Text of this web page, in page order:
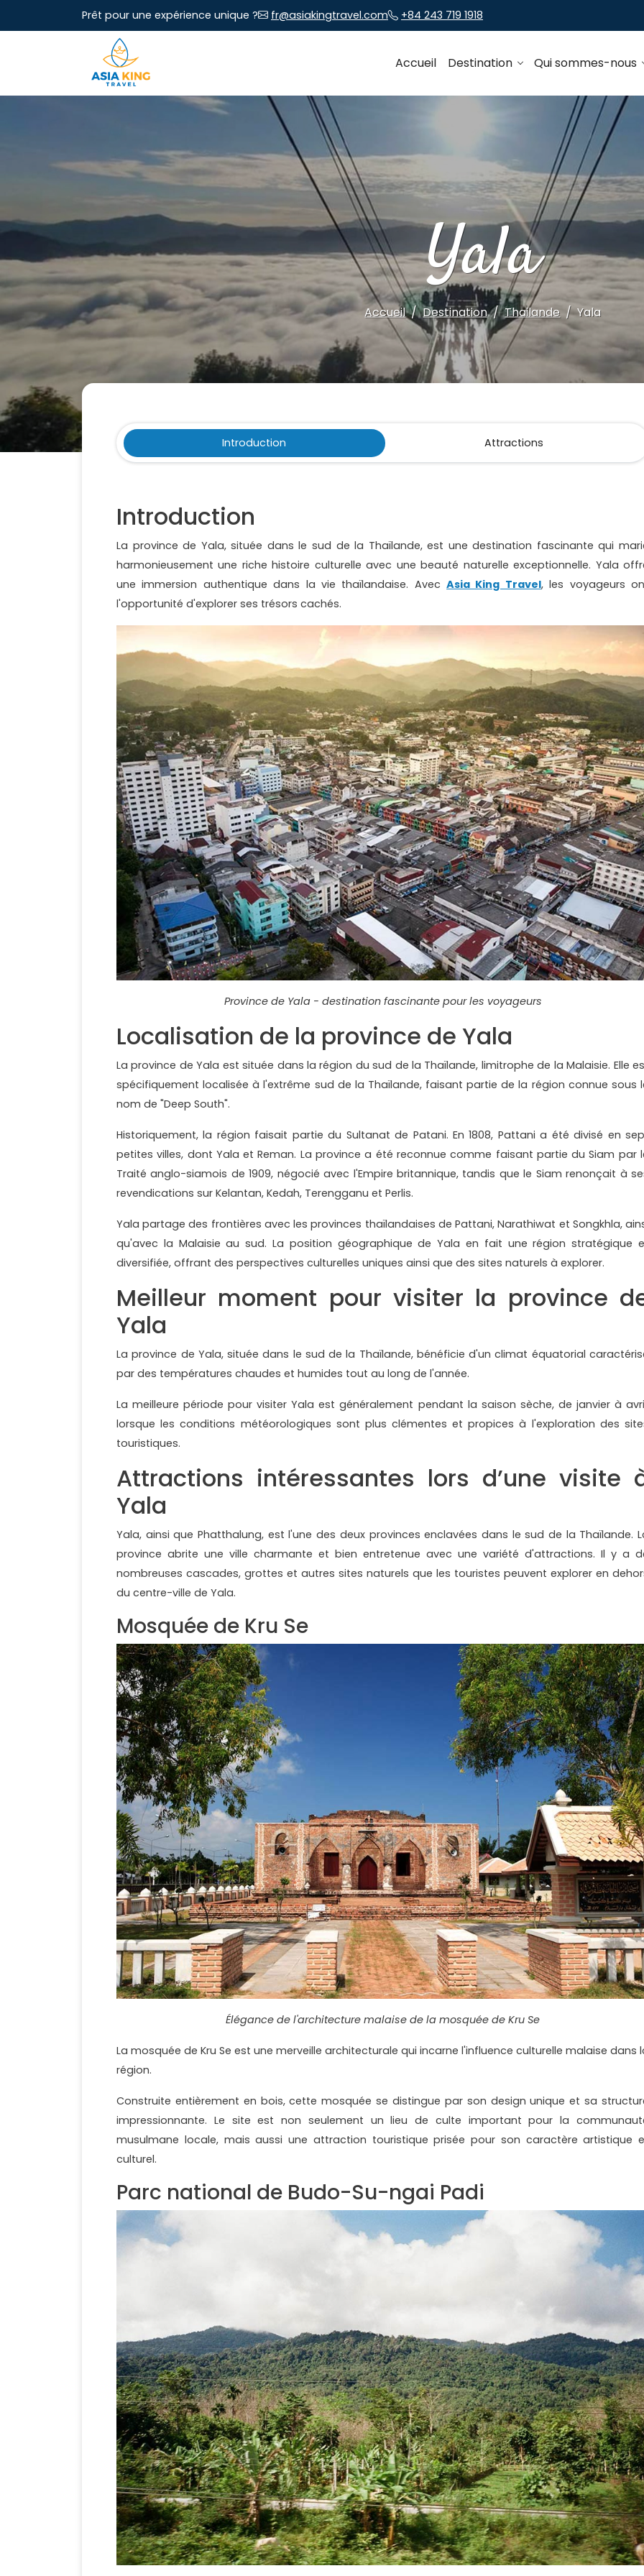
Prêt pour une expérience unique ? fr@asiakingtravel.com +84 243 719 1918
Accueil Destination Qui sommes-nous
Yala
Accueil Destination Thailande Yala
Introduction Attractions
Introduction
La province de Yala, située dans le sud de la Thaïlande, est une destination fascinante qui
harmonieusement une riche histoire culturelle avec une beauté naturelle exceptionnelle. Yala
une immersion authentique dans la vie thaïlandaise. AvecAsia King Travel, les voyageurs
l'opportunité d'explorer ses trésors cachés.
Province de Yala - destination fascinante pour les voyageurs
Localisation de la province de Yala
La province de Yala est située dans la région du sud de la Thaïlande, limitrophe de la Malaisie. Elle
spécifiquement localisée à l'extrême sud de la Thaïlande, faisant partie de la région connue sous
nom de "Deep South".
Historiquement, la région faisait partie du Sultanat de Patani. En 1808, Pattani a été divisé en
petites villes, dont Yala et Reman. La province a été reconnue comme faisant partie du Siam par
Traité anglo-siamois de 1909, négocié avec l'Empire britannique, tandis que le Siam renonçait à
revendications sur Kelantan, Kedah, Terengganu et Perlis.
Yala partage des frontières avec les provinces thaïlandaises de Pattani, Narathiwat et Songkhla,
qu'avec la Malaisie au sud. La position géographique de Yala en fait une région stratégique
diversifiée, offrant des perspectives culturelles uniques ainsi que des sites naturels à explorer.
Meilleur moment pour visiter la province
Yala
La province de Yala, située dans le sud de la Thaïlande, bénéficie d'un climat équatorial
par des températures chaudes et humides tout au long de l'année.
La meilleure période pour visiter Yala est généralement pendant la saison sèche, de janvier à
lorsque les conditions météorologiques sont plus clémentes et propices à l'exploration des
touristiques.
Attractions intéressantes lors d’une visite
Yala
Yala, ainsi que Phatthalung, est l'une des deux provinces enclavées dans le sud de la Thaïlande.
province abrite une ville charmante et bien entretenue avec une variété d'attractions. Il y a
nombreuses cascades, grottes et autres sites naturels que les touristes peuvent explorer en
du centre-ville de Yala.
Mosquée de Kru Se
Élégance de l'architecture malaise de la mosquée de Kru Se
La mosquée de Kru Se est une merveille architecturale qui incarne l'influence culturelle malaise dans
région.
Construite entièrement en bois, cette mosquée se distingue par son design unique et sa
impressionnante. Le site est non seulement un lieu de culte important pour la
musulmane locale, mais aussi une attraction touristique prisée pour son caractère artistique
culturel.
Parc national de Budo-Su-ngai Padi